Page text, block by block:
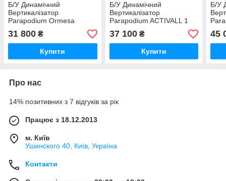
Б/У Динамічний
Вертикалізатор
Parapodium Ormesa
Dymanico Gait Trainer
31 800 ₴
Купити
Б/У Динамічний
Вертикалізатор
Parapodium ACTIVALL 1
Gait Trainer
37 100₴
Купити
Б/У
45
Про нас
14% позитивних з 7 відгуків за рік
Працює з 18.12.2013
м. Київ
Ушинского 40, Київ, Україна
Контакти